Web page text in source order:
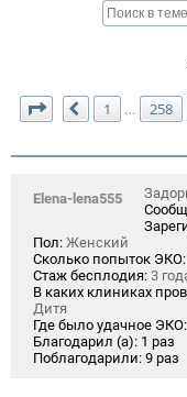
Страница 260 из271
Пред.
1 … 258
Elena-lena555
Пол: Женский
Сколько попыток ЭКО:
Стаж бесплодия: 3
В каких клиниках
Дитя
Где было удачное ЭКО:
Благодарил (а): 1 раз
Поблагодарили: 9 раз